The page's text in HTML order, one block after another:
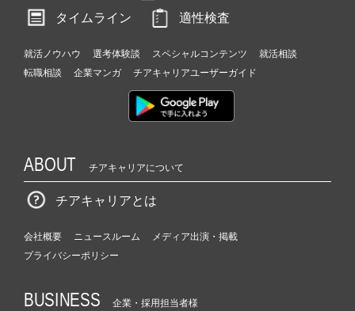
タイムライン
適性検査
就活ノウハウ 選考体験談 スペシャルコンテンツ
就活相談
転職相談
企業マンガ チアキャリアユーザーガイド
ABOUT チアキャリアについて
チアキャリアとは
会社概要 ニュースルーム
メディア出演・掲載
プライバシーポリシー
BUSINESS 企業・採用担当者様